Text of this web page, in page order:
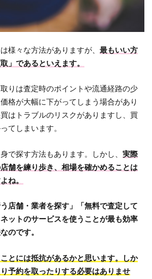
様々な方法がありますが、最もいい方
」であるといえます。
りは査定時のポイントや流通経路の少
格が大幅に下がってしまう場合があり
はトラブルのリスクがありますし、買
てしまいます。
で探す方法もあります。しかし、実際
舗を練り歩き、相場を確かめることは
ね。
う店舗・業者を探す」「無料で査定して
ットのサービスを使うことが最も効率
のです。
とには抵抗があるかと思います。しか
予約を取ったりする必要はありませ